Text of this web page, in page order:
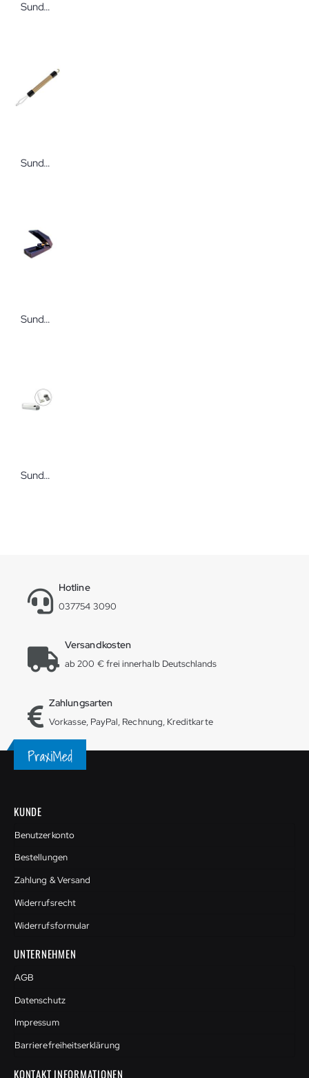
Sundo Duschhocker EXTRA
Sundo Knöpf- und Reißverschlusshilfe Holz
Sundo Tablettenzerteiler blau
Sundo Tablettenausdrücker 2-teilig weiß/grau
Hotline
037754 3090
Versandkosten
ab 200 € frei innerhalb Deutschlands
Zahlungsarten
Vorkasse, PayPal, Rechnung, Kreditkarte
KUNDE
Benutzerkonto
Bestellungen
Zahlung & Versand
Widerrufsrecht
Widerrufsformular
UNTERNEHMEN
AGB
Datenschutz
Impressum
Barrierefreiheitserklärung
KONTAKT INFORMATIONEN